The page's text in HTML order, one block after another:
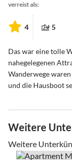
verreist als:
4 5
Das war eine tolle
nahegelegenen
Wanderwege
und die Hausboot
Weitere
Weitere